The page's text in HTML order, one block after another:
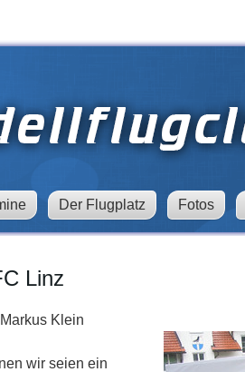
Der Flugplatz Fotos
Linz
Markus Klein
wir seien ein